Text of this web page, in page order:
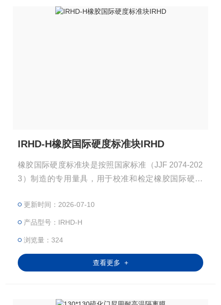
IRHD-H橡胶国际硬度标准块IRHD
橡胶国际硬度标准块是按照国家标准（JJF 2074-202
3）制造的专用量具，用于校准和检定橡胶国际硬度
统一。
更新时间：2026-07-10
产品型号：IRHD-H
浏览量：324
查看更多 +